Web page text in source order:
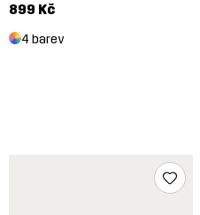
899 Kč
4 barev